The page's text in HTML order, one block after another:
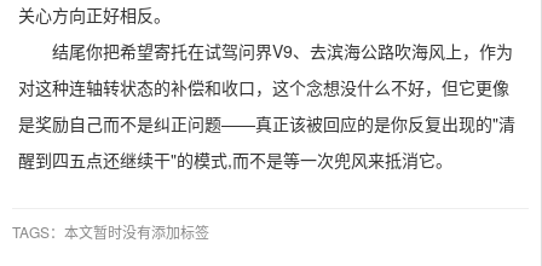
关心方向正好相反。
结尾你把希望寄托在试驾问界V9、去滨海公路吹海风上，作为
对这种连轴转状态的补偿和收口，这个念想没什么不好，但它更像
是奖励自己而不是纠正问题——真正该被回应的是你反复出现的"清
醒到四五点还继续干"的模式,而不是等一次兜风来抵消它。
TAGS：本文暂时没有添加标签